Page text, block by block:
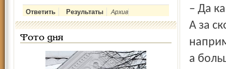
Архив
Фото дня
– Да
А за
а